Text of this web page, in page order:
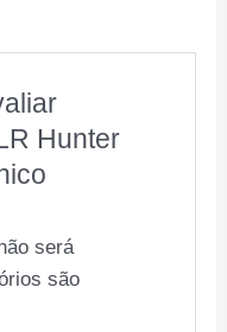
Hunter
será
são